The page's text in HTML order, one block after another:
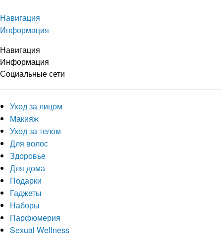
Навигация
Информация
Навигация
Информация
Социальные сети
Уход за лицом
Макияж
Уход за телом
Для волос
Здоровье
Для дома
Подарки
Гаджеты
Наборы
Парфюмерия
Sexual Wellness